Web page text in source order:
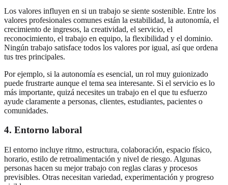
Los valores influyen en si un trabajo se siente sostenible. Entre los
valores profesionales comunes están la estabilidad, la autonomía, el
crecimiento de ingresos, la creatividad, el servicio, el
reconocimiento, el trabajo en equipo, la flexibilidad y el dominio.
Ningún trabajo satisface todos los valores por igual, así que ordena
tus tres principales.
Por ejemplo, si la autonomía es esencial, un rol muy guionizado
puede frustrarte aunque el tema sea interesante. Si el servicio es lo
más importante, quizá necesites un trabajo en el que tu esfuerzo
ayude claramente a personas, clientes, estudiantes, pacientes o
comunidades.
4. Entorno laboral
El entorno incluye ritmo, estructura, colaboración, espacio físico,
horario, estilo de retroalimentación y nivel de riesgo. Algunas
personas hacen su mejor trabajo con reglas claras y procesos
previsibles. Otras necesitan variedad, experimentación y progreso